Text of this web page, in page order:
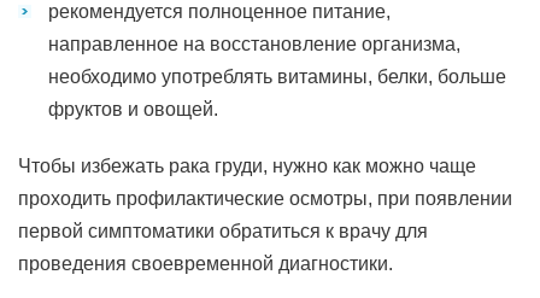
рекомендуется полноценное питание,
направленное на восстановление организма,
необходимо употреблять витамины, белки, больше
фруктов и овощей.
Чтобы избежать рака груди, нужно как можно чаще
проходить профилактические осмотры, при появлении
первой симптоматики обратиться к врачу для
проведения своевременной диагностики.